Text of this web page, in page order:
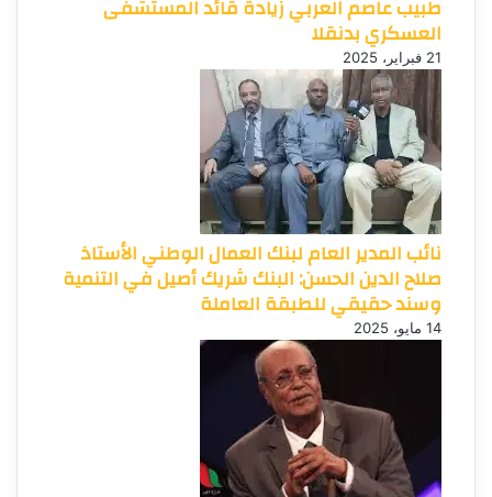
طبيب عاصم العربي زيادة قائد المستشفى
العسكري بدنقلا
21 فبراير، 2025
نائب المدير العام لبنك العمال الوطني الأستاذ
صلاح الدين الحسن: البنك شريك أصيل في التنمية
وسند حقيقي للطبقة العاملة
14 مايو، 2025